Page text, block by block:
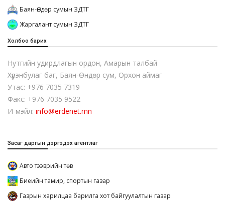
Баян-Өндөр сумын ЗДТГ
Жаргалант сумын ЗДТГ
Холбоо барих
Нутгийн удирдлагын ордон, Амарын талбай
Хүрэнбулаг баг, Баян-Өндөр сум, Орхон аймаг
Утас: +976 7035 7319
Факс: +976 7035 9522
И-мэйл: info@erdenet.mn
Засаг даргын дэргэдэх агентлаг
Авто тээврийн төв
Биеийн тамир, спортын газар
Газрын харилцаа барилга хот байгуулалтын газар